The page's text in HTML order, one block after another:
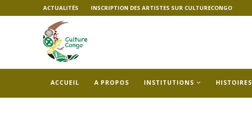
ACTUALITÉS INSCRIPTION DES ARTISTES SUR CULTURECONGO
ACCUEIL A PROPOS INSTITUTIONS HISTOIRES